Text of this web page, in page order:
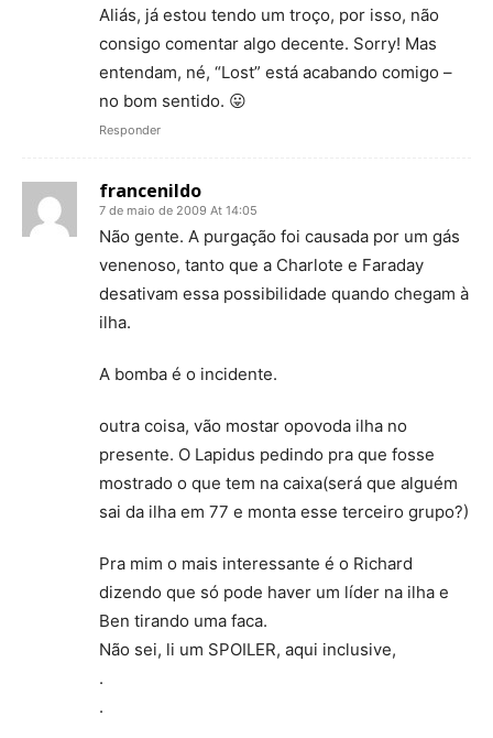
Aliás, já estou tendo um troço, por isso, não
consigo comentar algo decente. Sorry! Mas
entendam, né, “Lost” está acabando comigo –
no bom sentido. 😛
Responder
francenildo
7 de maio de 2009 At 14:05
Não gente. A purgação foi causada por um gás
venenoso, tanto que a Charlote e Faraday
desativam essa possibilidade quando chegam à
ilha.
A bomba é o incidente.
outra coisa, vão mostar opovoda ilha no
presente. O Lapidus pedindo pra que fosse
mostrado o que tem na caixa(será que alguém
sai da ilha em 77 e monta esse terceiro grupo?)
Pra mim o mais interessante é o Richard
dizendo que só pode haver um líder na ilha e
Ben tirando uma faca.
Não sei, li um SPOILER, aqui inclusive,
.
.